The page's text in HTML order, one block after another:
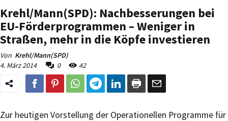
Krehl/Mann(SPD): Nachbesserungen bei
EU-Förderprogrammen – Weniger in
Straßen, mehr in die Köpfe investieren
Von Krehl/Mann(SPD)
4. März 2014
0 42
Zur heutigen Vorstellung der Operationellen Programme für